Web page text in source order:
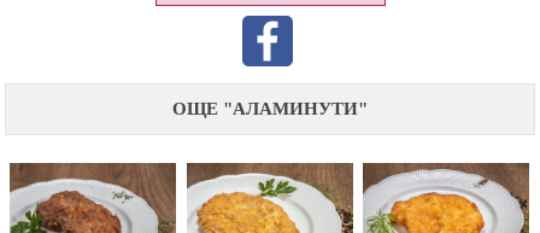
ОЩЕ "АЛАМИНУТИ"